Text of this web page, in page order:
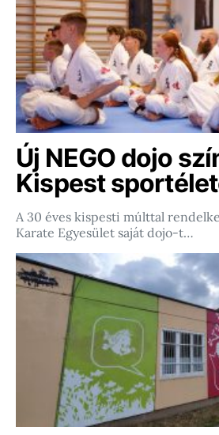
Új NEGO dojo
Kispest
A 30 éves kispesti múlttal
Karate Egyesület saját dojo-t…